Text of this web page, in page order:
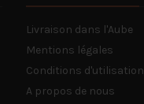
Livraison dans l'Aube
Mentions légales
Conditions d'utilisation
A propos de nous